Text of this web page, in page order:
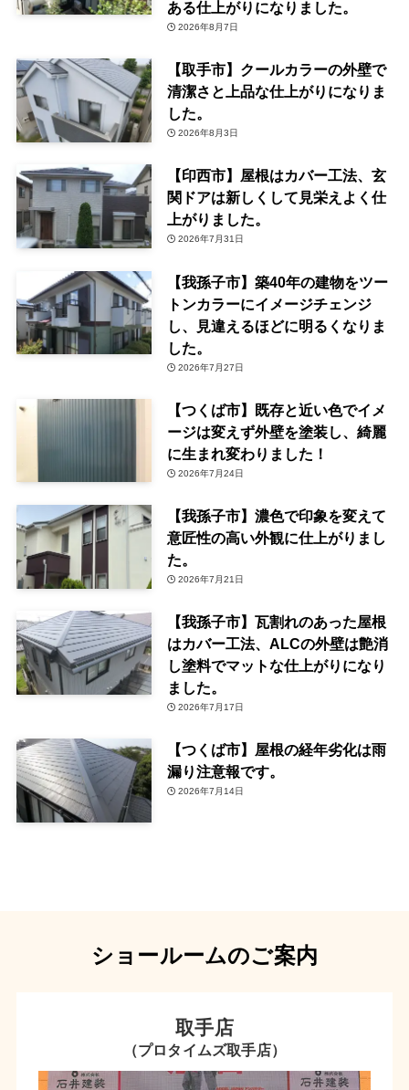
ある仕上がりになりました。
2026年8月7日
【取手市】クールカラーの外壁で
清潔さと上品な仕上がりになりま
した。
2026年8月3日
【印西市】屋根はカバー工法、玄
関ドアは新しくして見栄えよく仕
上がりました。
2026年7月31日
【我孫子市】築40年の建物をツー
トンカラーにイメージチェンジ
し、見違えるほどに明るくなりま
した。
2026年7月27日
【つくば市】既存と近い色でイメ
ージは変えず外壁を塗装し、綺麗
に生まれ変わりました！
2026年7月24日
【我孫子市】濃色で印象を変えて
意匠性の高い外観に仕上がりまし
た。
2026年7月21日
【我孫子市】瓦割れのあった屋根
はカバー工法、ALCの外壁は艶消
し塗料でマットな仕上がりになり
ました。
2026年7月17日
【つくば市】屋根の経年劣化は雨
漏り注意報です。
2026年7月14日
ショールームのご案内
取手店
（プロタイムズ取手店）